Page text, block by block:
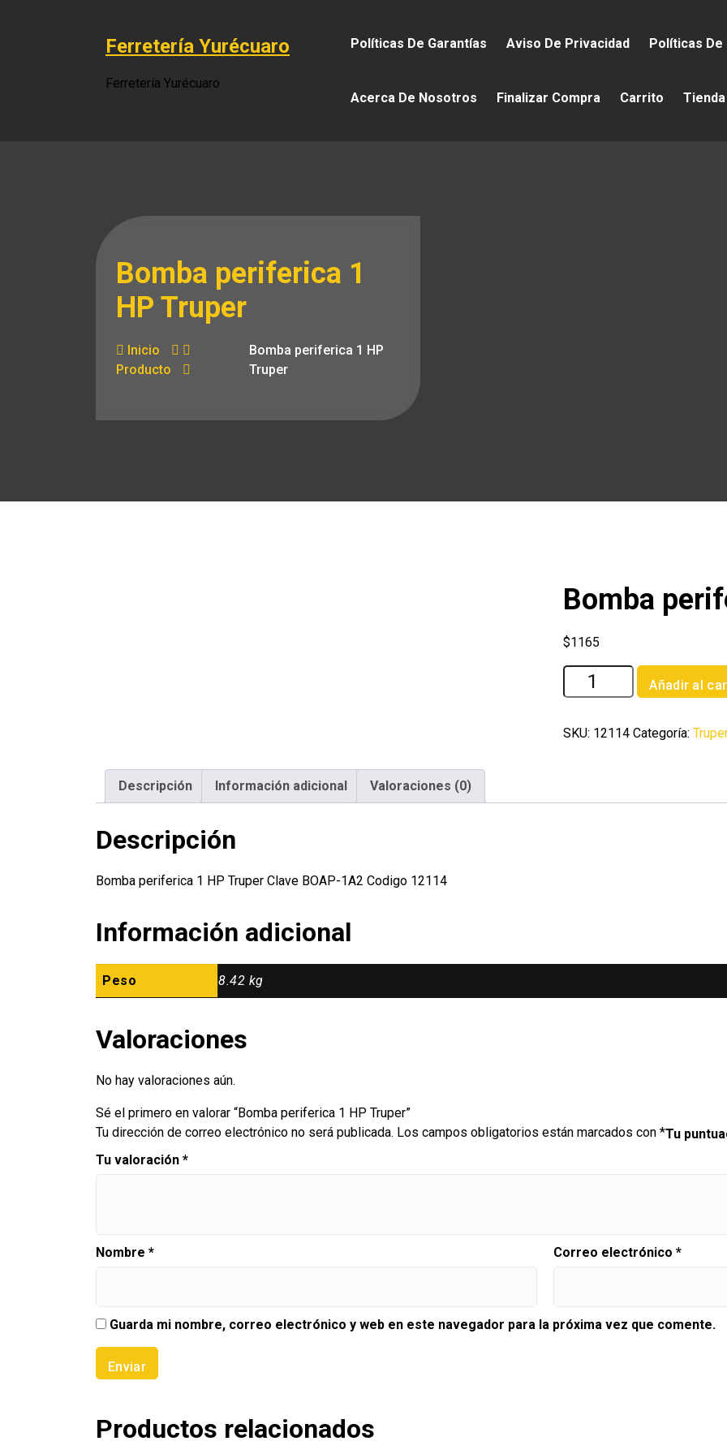
Ferretería Yurécuaro
Ferretería Yurécuaro
Políticas De Garantías Aviso De Privacidad Políticas De
Acerca De Nosotros Finalizar Compra Carrito
Bomba periferica 1
HP Truper
Inicio
Producto
Bomba periferica 1 HP
Truper
Bomba
$1165
Bomba
periferica
HP
Añadir al
SKU: 12114 Categoría:
Descripción Información adicional Valoraciones (0)
Descripción
Bomba periferica 1 HP Truper Clave BOAP-1A2 Codigo 12114
Información adicional
Peso 8.42 kg
Valoraciones
No hay valoraciones aún.
Sé el primero en valorar “Bomba periferica 1 HP Truper”
Tu dirección de correo electrónico no será publicada. Los campos obligatorios están marcados con *Tu
Tu valoración *
Nombre * Correo electrónico *
Guarda mi nombre, correo electrónico y web en este navegador para la próxima vez que comente.
Productos relacionados